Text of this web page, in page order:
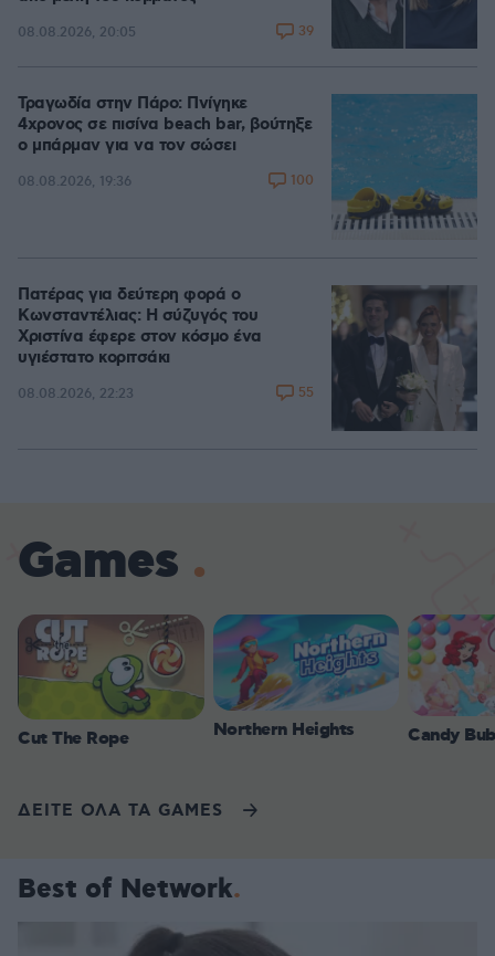
08.08.2026, 20:05 39
Τραγωδία στην Πάρο: Πνίγηκε
4χρονος σε πισίνα beach bar, βούτηξε
ο μπάρμαν για να τον σώσει
08.08.2026, 19:36 100
Πατέρας για δεύτερη φορά ο
Κωνσταντέλιας: Η σύζυγός του
Χριστίνα έφερε στον κόσμο ένα
υγιέστατο κοριτσάκι
08.08.2026, 22:23 55
Games
Cut The Rope Northern Heights Candy
ΔΕΙΤΕ ΟΛΑ ΤΑ GAMES
Best of Network